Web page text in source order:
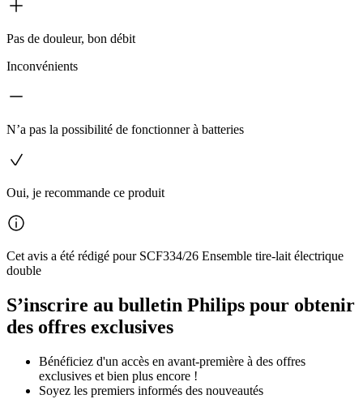
Pas de douleur, bon débit
Inconvénients
N’a pas la possibilité de fonctionner à batteries
Oui, je recommande ce produit
Cet avis a été rédigé pour SCF334/26 Ensemble tire-lait électrique
double
S’inscrire au bulletin Philips pour obtenir
des offres exclusives
Bénéficiez d'un accès en avant-première à des offres
exclusives et bien plus encore !
Soyez les premiers informés des nouveautés